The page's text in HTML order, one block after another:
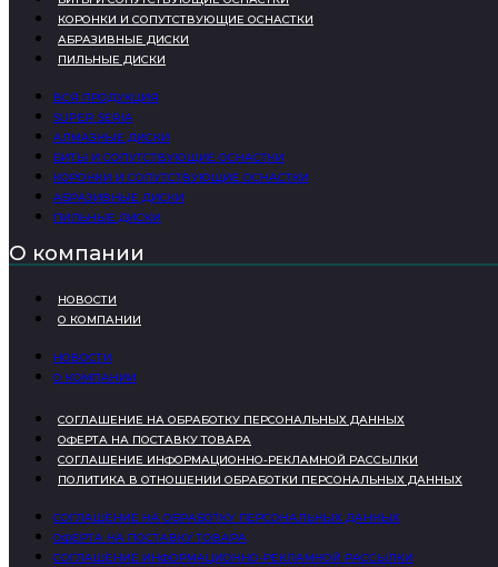
КОРОНКИ И СОПУТСТВУЮЩИЕ ОСНАСТКИ
АБРАЗИВНЫЕ ДИСКИ
ПИЛЬНЫЕ ДИСКИ
ВСЯ ПРОДУКЦИЯ
SUPER SERIA
АЛМАЗНЫЕ ДИСКИ
БИТЫ И СОПУТСТВУЮЩИЕ ОСНАСТКИ
КОРОНКИ И СОПУТСТВУЮЩИЕ ОСНАСТКИ
АБРАЗИВНЫЕ ДИСКИ
ПИЛЬНЫЕ ДИСКИ
О компании
НОВОСТИ
О КОМПАНИИ
НОВОСТИ
О КОМПАНИИ
СОГЛАШЕНИЕ НА ОБРАБОТКУ ПЕРСОНАЛЬНЫХ ДАННЫХ
ОФЕРТА НА ПОСТАВКУ ТОВАРА
СОГЛАШЕНИЕ ИНФОРМАЦИОННО-РЕКЛАМНОЙ РАССЫЛКИ
ПОЛИТИКА В ОТНОШЕНИИ ОБРАБОТКИ ПЕРСОНАЛЬНЫХ ДАННЫХ
СОГЛАШЕНИЕ НА ОБРАБОТКУ ПЕРСОНАЛЬНЫХ ДАННЫХ
ОФЕРТА НА ПОСТАВКУ ТОВАРА
СОГЛАШЕНИЕ ИНФОРМАЦИОННО-РЕКЛАМНОЙ РАССЫЛКИ